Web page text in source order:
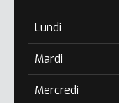
Lundi
Mardi
Mercredi